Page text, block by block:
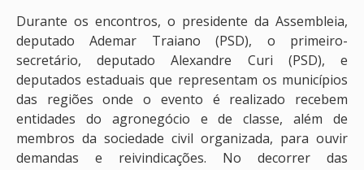
Durante os encontros, o presidente da Assembleia,
deputado Ademar Traiano (PSD), o primeiro-
secretário, deputado Alexandre Curi (PSD), e
deputados estaduais que representam os municípios
das regiões onde o evento é realizado recebem
entidades do agronegócio e de classe, além de
membros da sociedade civil organizada, para ouvir
demandas e reivindicações. No decorrer das